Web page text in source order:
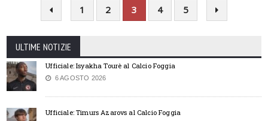
1 2 3 4 5
ULTIME NOTIZIE
Ufficiale: Isyakha Tourè al Calcio Foggia
6 AGOSTO 2026
Ufficiale: Timurs Azarovs al Calcio Foggia